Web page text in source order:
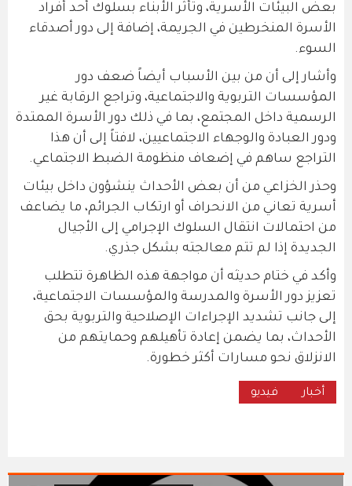
بعض البيئات الأسرية، وتأثر الأبناء بسلوك أحد أفراد
الأسرة المنخرطين في الجريمة، إضافة إلى دور أصدقاء
السوء.
وأشار إلى أن من بين الأسباب أيضاً ضعف دور
المؤسسات التربوية والاجتماعية، وتراجع الرقابة غير
الرسمية داخل المجتمع، بما في ذلك دور الأسرة الممتدة
ودور العبادة والوجهاء الاجتماعيين، لافتاً إلى أن هذا
التراجع ساهم في إضعاف منظومة الضبط الاجتماعي.
وحذر الخزاعي من أن بعض الأحداث ينشؤون داخل بيئات
أسرية تعاني من الانحراف أو ارتكاب الجرائم، ما يضاعف
من احتمالات انتقال السلوك الإجرامي إلى الأجيال
الجديدة إذا لم تتم معالجته بشكل جذري.
وأكد في ختام حديثه أن مواجهة هذه الظاهرة تتطلب
تعزيز دور الأسرة والمدرسة والمؤسسات الاجتماعية،
إلى جانب تشديد الإجراءات الإصلاحية والتربوية بحق
الأحداث، بما يضمن إعادة تأهيلهم وحمايتهم من
الانزلاق نحو مسارات أكثر خطورة.
أخبار فيديو